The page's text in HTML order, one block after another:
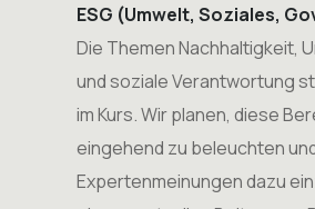
ESG (Umwelt, Soziales,
Die Themen Nachhaltigkeit,
und soziale Verantwortung
im Kurs. Wir planen, diese
eingehend zu beleuchten
Expertenmeinungen dazu